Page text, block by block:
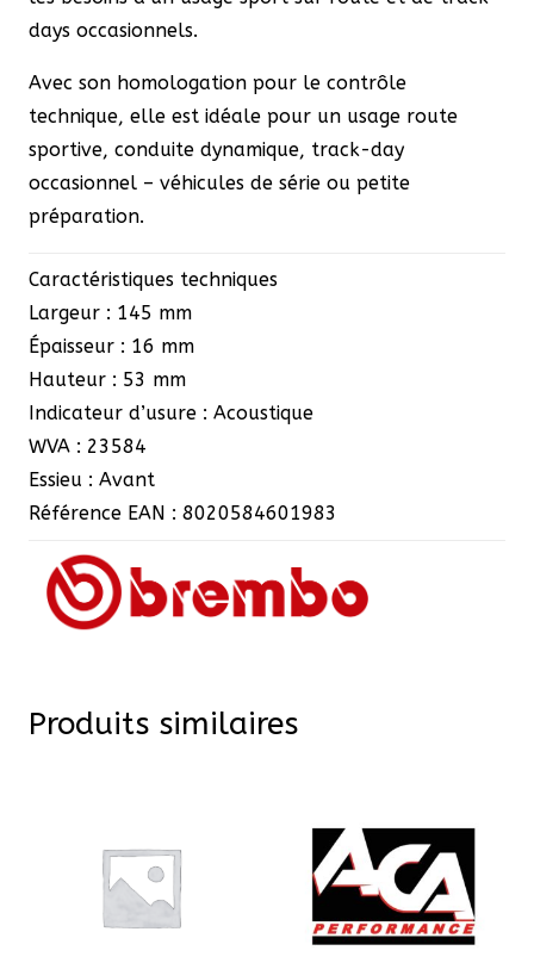
days occasionnels.
Avec son homologation pour le contrôle
technique, elle est idéale pour un usage route
sportive, conduite dynamique, track-day
occasionnel – véhicules de série ou petite
préparation.
Caractéristiques techniques
Largeur : 145 mm
Épaisseur : 16 mm
Hauteur : 53 mm
Indicateur d’usure : Acoustique
WVA : 23584
Essieu : Avant
Référence EAN : 8020584601983
Produits similaires